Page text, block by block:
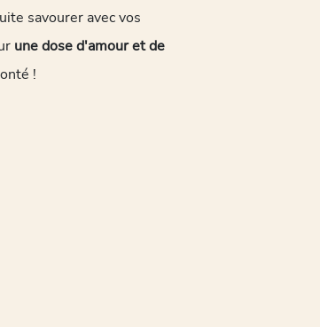
savourer avec vos
une dose d'amour et de
!